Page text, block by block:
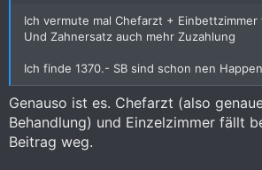
Ich vermute mal Chefarzt +
Und Zahnersatz auch mehr Zuzahlung
Ich finde 1370.- SB sind schon nen
Genauso ist es. Chefarzt (also
Behandlung) und Einzelzimmer fällt
Beitrag weg.